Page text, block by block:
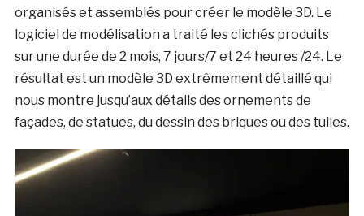
organisés et assemblés pour créer le modèle 3D. Le
logiciel de modélisation a traité les clichés produits
sur une durée de 2 mois, 7 jours/7 et 24 heures /24. Le
résultat est un modèle 3D extrêmement détaillé qui
nous montre jusqu’aux détails des ornements de
façades, de statues, du dessin des briques ou des tuiles.